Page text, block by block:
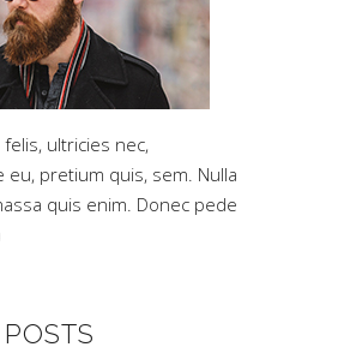
ultricies nec,
eu, pretium quis, sem. Nulla
quis enim. Donec pede